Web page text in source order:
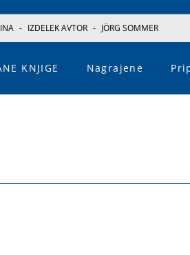
- IZDELEK AVTOR - JÖRG SOMMER
KNJIGE Nagrajene